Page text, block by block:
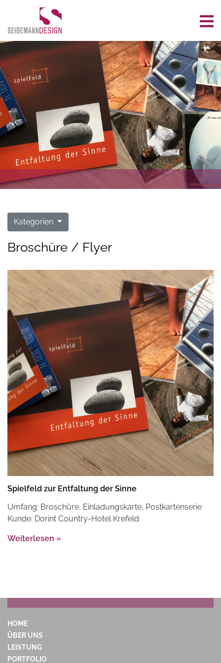
Kategorien
Broschüre / Flyer
Spielfeld zur Entfaltung der Sinne
Umfang: Broschüre, Einladungskarte, Postkartenserie
Kunde: Dorint Country-Hotel Krefeld
Weiterlesen »
HOME
ÜBER UNS
LEISTUNG
PORTFOLIO